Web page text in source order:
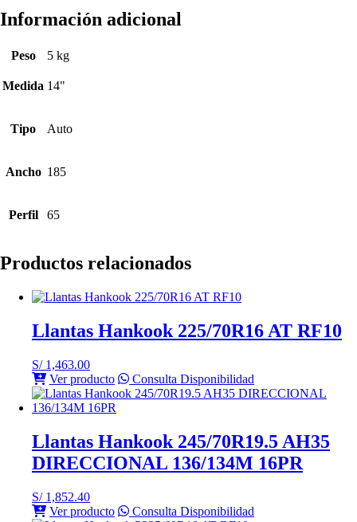
Información adicional
Peso 5 kg
Medida 14"
Tipo Auto
Ancho 185
Perfil 65
Productos relacionados
Llantas Hankook 225/70R16 AT RF10
S/1,463.00
Ver producto
Consulta Disponibilidad
Llantas Hankook 245/70R19.5 AH35
DIRECCIONAL 136/134M 16PR
S/1,852.40
Ver producto
Consulta Disponibilidad